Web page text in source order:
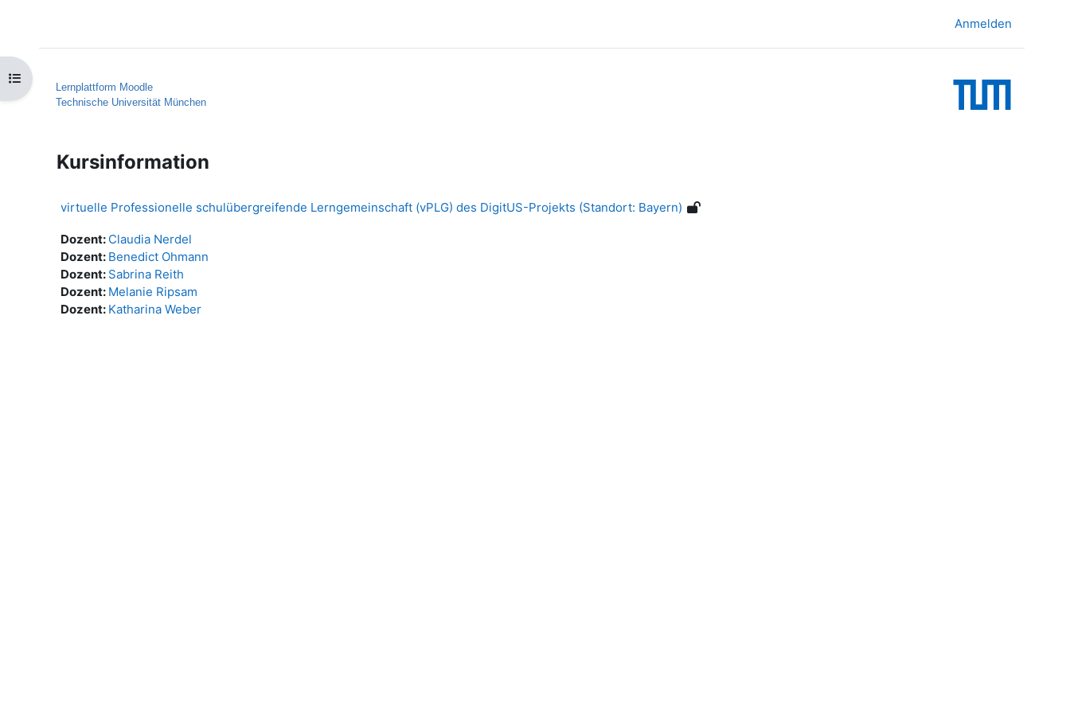
Anmelden
Lernplattform Moodle
Technische Universität München
Kursindex öffnen
Kursinformation
virtuelle Professionelle schulübergreifende Lerngemeinschaft (vPLG) des DigitUS-Projekts (Standort: Bayern)
Dozent: Claudia Nerdel
Dozent: Benedict Ohmann
Dozent: Sabrina Reith
Dozent: Melanie Ripsam
Dozent: Katharina Weber